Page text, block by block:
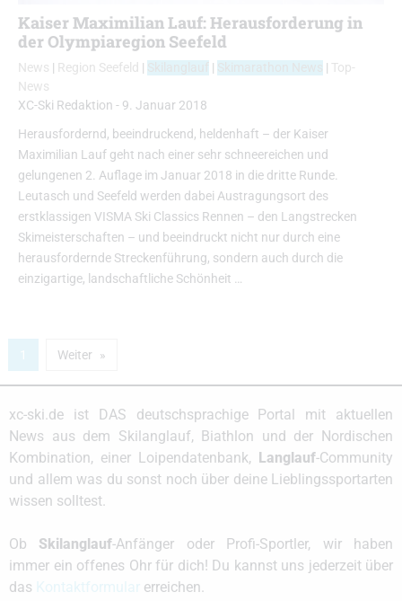
Kaiser Maximilian Lauf: Herausforderung in
der Olympiaregion Seefeld
News | Region Seefeld | | | Top-
News
XC-Ski Redaktion - 9. Januar 2018
Herausfordernd, beeindruckend, heldenhaft – der Kaiser
Maximilian Lauf geht nach einer sehr schneereichen und
gelungenen 2. Auflage im Januar 2018 in die dritte Runde.
Leutasch und Seefeld werden dabei Austragungsort des
erstklassigen VISMA Ski Classics Rennen – den Langstrecken
Skimeisterschaften – und beeindruckt nicht nur durch eine
herausfordernde Streckenführung, sondern auch durch die
einzigartige, landschaftliche Schönheit …
Weiter
xc-ski.de ist DAS deutschsprachige Portal mit aktuellen
News aus dem Skilanglauf, Biathlon und der Nordischen
Kombination, einer Loipendatenbank,
Langlauf-Community
und allem was du sonst noch über deine Lieblingssportarten
wissen solltest.
Ob Skilanglauf-Anfänger oder Profi-Sportler, wir haben
immer ein offenes Ohr für dich! Du kannst uns jederzeit über
das
erreichen.